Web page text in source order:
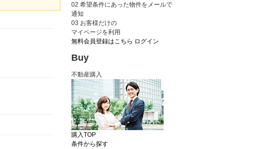
02 希望条件にあった物件をメールで
通知
03 お客様だけの
マイページを利用
無料会員登録はこちら ログイン
Buy
不動産購入
購入TOP
条件から探す